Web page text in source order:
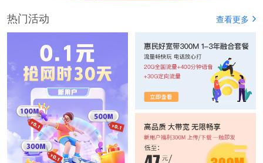
热门活动 查看更多